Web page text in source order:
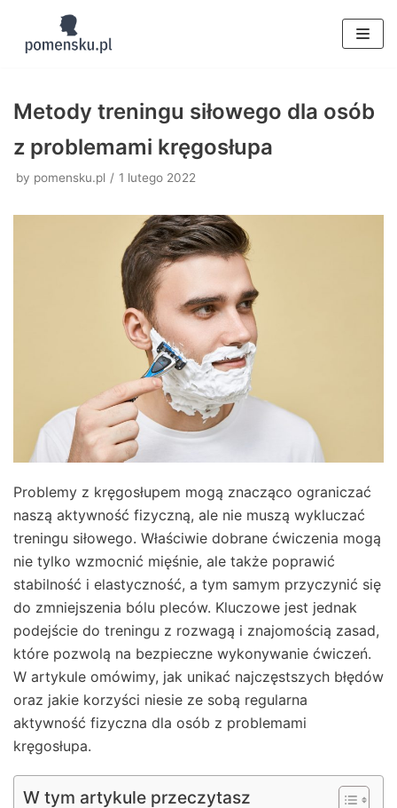
Skocz
Metody treningu siłowego dla osób
z problemami kręgosłupa
by pomensku.pl 1 lutego 2022
Problemy z kręgosłupem mogą znacząco ograniczać
naszą aktywność fizyczną, ale nie muszą wykluczać
treningu siłowego. Właściwie dobrane ćwiczenia mogą
nie tylko wzmocnić mięśnie, ale także poprawić
stabilność i elastyczność, a tym samym przyczynić się
do zmniejszenia bólu pleców. Kluczowe jest jednak
podejście do treningu z rozwagą i znajomością zasad,
które pozwolą na bezpieczne wykonywanie ćwiczeń.
W artykule omówimy, jak unikać najczęstszych błędów
oraz jakie korzyści niesie ze sobą regularna
aktywność fizyczna dla osób z problemami
kręgosłupa.
W tym artykule przeczytasz